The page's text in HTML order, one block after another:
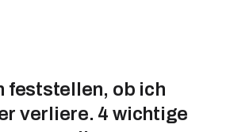
feststellen, ob ich
verliere. 4 wichtige